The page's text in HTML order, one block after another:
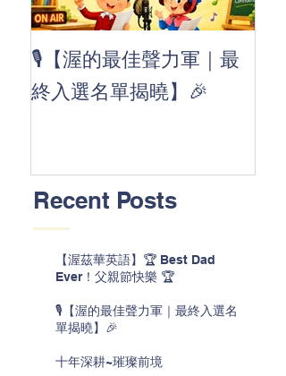
🎙️【渥的最佳聲力軍｜最
終入選名單揭曉】🎉
Recent Posts
【渥茲華英語】🏆 Best Dad
Ever！父親節快樂 🏆
🎙️【渥的最佳聲力軍｜最終入選名
單揭曉】🎉
十年深耕~璀璨前境